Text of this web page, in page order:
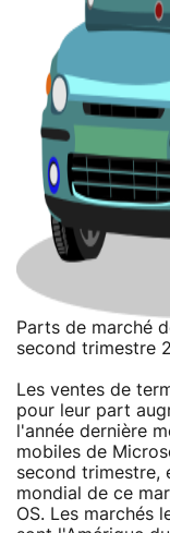
Parts de marché
second trimestre
Les ventes de
pour leur part
l'année dernière
mobiles de
second trimestre,
mondial de ce
OS. Les marchés